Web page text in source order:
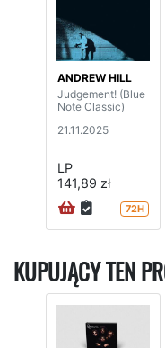
ANDREW HILL
Judgement! (Blue
Note Classic)
21.11.2025
LP
141,89 zł
72H
KUPUJĄCY TEN